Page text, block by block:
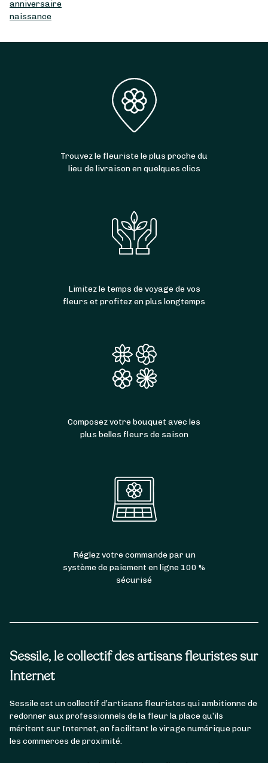
anniversaire
naissance
Sessile, le collectif des artisans fleuristes sur
Internet
Sessile est un collectif d’artisans fleuristes qui ambitionne de
redonner aux professionnels de la fleur la place qu’ils
méritent sur Internet, en facilitant le virage numérique pour
les commerces de proximité.
Trouvez le fleuriste le plus proche du
lieu de livraison en quelques clics
Limitez le temps de voyage de vos
fleurs et profitez en plus longtemps
Composez votre bouquet avec les
plus belles fleurs de saison
Réglez votre commande par un
système de paiement en ligne 100 %
sécurisé